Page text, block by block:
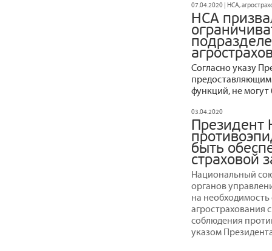
07.04.2020 | НСА,
НСА
Согласно указу
функций, не
03.04.2020
Президент
быть
страховой
Национальный
органов
на
агрострахования
соблюдения
указом